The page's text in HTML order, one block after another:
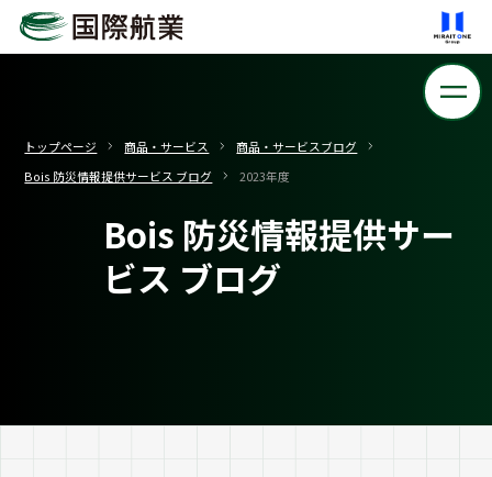
トップページ 商品・サービス
商品・サービスブログ
Bois 防災情報提供サービス ブログ
2023年度
Bois 防災情報提供サー
ビス ブログ